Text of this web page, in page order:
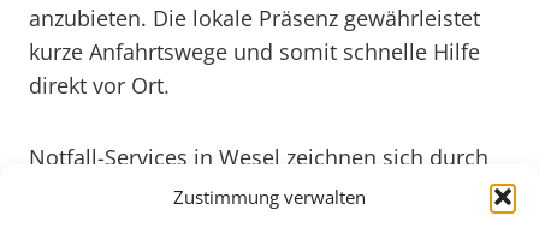
Zustimmung verwalten
anzubieten. Die lokale Präsenz gewährleistet
kurze Anfahrtswege und somit schnelle Hilfe
direkt vor Ort.
Notfall-Services in Wesel zeichnen sich durch
ihre Vielseitigkeit und Kompetenz aus. Von